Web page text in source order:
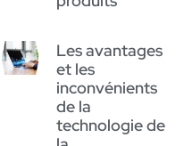
Les avantages
et les
inconvénients
de la
technologie de